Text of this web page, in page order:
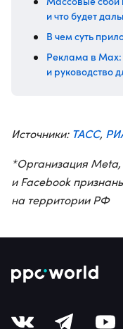
и что будет
В чем суть
Реклама в
и руководство
Источники: ТАСС,
*Организация
и Facebook
на территории РФ